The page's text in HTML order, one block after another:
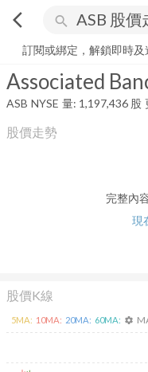
arrow_back_ios search
Associated Banc-Corp
訂閱或綁定，解鎖即時及
Associated
ASB NYSE 量: 1,197,436 股
股價走勢
完整內
現
股價K線
5MA: 10MA: 20MA: 60MA: settings